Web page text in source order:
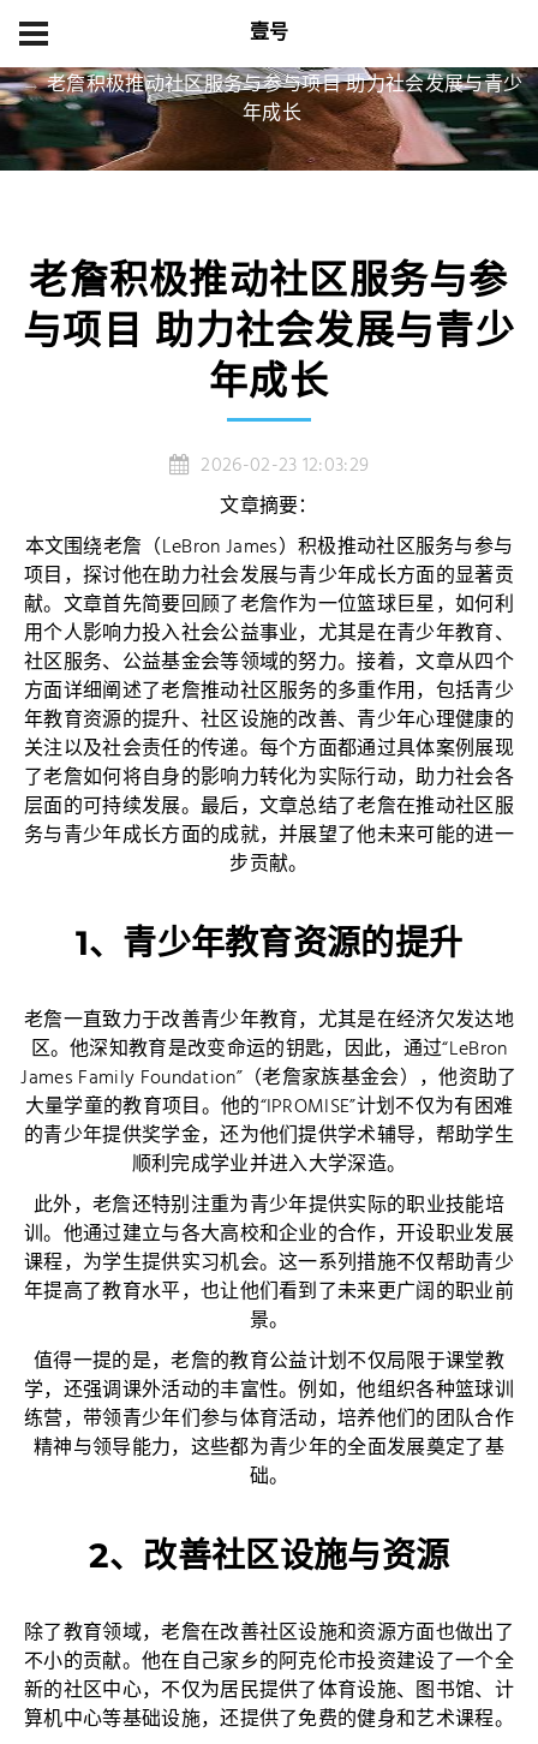
壹号
老詹积极推动社区服务与参与项目 助力社会发展与青少
年成长
老詹积极推动社区服务与参
与项目 助力社会发展与青少
年成长
2026-02-23 12:03:29
文章摘要：
本文围绕老詹（LeBron James）积极推动社区服务与参与
项目，探讨他在助力社会发展与青少年成长方面的显著贡
献。文章首先简要回顾了老詹作为一位篮球巨星，如何利
用个人影响力投入社会公益事业，尤其是在青少年教育、
社区服务、公益基金会等领域的努力。接着，文章从四个
方面详细阐述了老詹推动社区服务的多重作用，包括青少
年教育资源的提升、社区设施的改善、青少年心理健康的
关注以及社会责任的传递。每个方面都通过具体案例展现
了老詹如何将自身的影响力转化为实际行动，助力社会各
层面的可持续发展。最后，文章总结了老詹在推动社区服
务与青少年成长方面的成就，并展望了他未来可能的进一
步贡献。
1、青少年教育资源的提升
老詹一直致力于改善青少年教育，尤其是在经济欠发达地
区。他深知教育是改变命运的钥匙，因此，通过“LeBron
James Family Foundation”（老詹家族基金会），他资助了
大量学童的教育项目。他的“IPROMISE”计划不仅为有困难
的青少年提供奖学金，还为他们提供学术辅导，帮助学生
顺利完成学业并进入大学深造。
此外，老詹还特别注重为青少年提供实际的职业技能培
训。他通过建立与各大高校和企业的合作，开设职业发展
课程，为学生提供实习机会。这一系列措施不仅帮助青少
年提高了教育水平，也让他们看到了未来更广阔的职业前
景。
值得一提的是，老詹的教育公益计划不仅局限于课堂教
学，还强调课外活动的丰富性。例如，他组织各种篮球训
练营，带领青少年们参与体育活动，培养他们的团队合作
精神与领导能力，这些都为青少年的全面发展奠定了基
础。
2、改善社区设施与资源
除了教育领域，老詹在改善社区设施和资源方面也做出了
不小的贡献。他在自己家乡的阿克伦市投资建设了一个全
新的社区中心，不仅为居民提供了体育设施、图书馆、计
算机中心等基础设施，还提供了免费的健身和艺术课程。